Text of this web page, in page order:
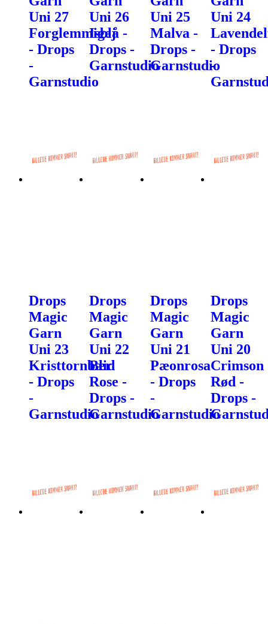
Uni 27
Forglemmigej
- Drops
-
Garnstudio
Uni 26
Isblå -
Drops -
Garnstudio
Uni 25
Malva -
Drops -
Garnstudio
Uni 24
- Drops
-
Drops
Magic
Garn
Uni 23
Kristtornbær
- Drops
-
Garnstudio
Drops
Magic
Garn
Uni 22
Blid
Rose -
Drops -
Garnstudio
Drops
Magic
Garn
Uni 21
Pæonrosa
- Drops
-
Garnstudio
Drops
Magic
Garn
Uni 20
Crimson
Rød -
Drops -